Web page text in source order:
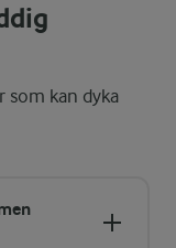
som kan dyka